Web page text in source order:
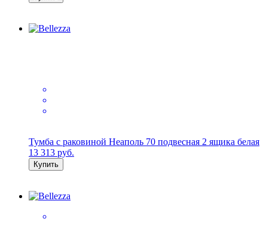
Тумба с раковиной Неаполь 70 подвесная 2 ящика белая
13 313 руб.
Купить